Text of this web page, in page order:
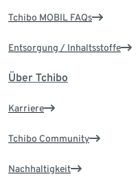
Tchibo MOBIL FAQs
Entsorgung / Inhaltsstoffe
Über Tchibo
Karriere
Tchibo Community
Nachhaltigkeit